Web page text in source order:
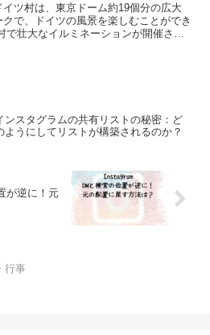
ツ村は、東京ドーム約19個分の広大
で、ドイツの風景を楽しむことができ
で壮大なイルミネーションが開催され
ンスタグラムの共有リストの秘密：ど
ようにしてリストが構築されるのか？
が逆に！元
行事